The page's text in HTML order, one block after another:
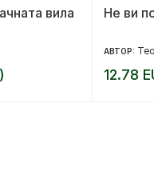
вила Не ви
АВТОР:
12.78